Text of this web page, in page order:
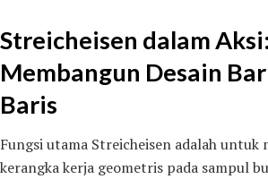
Streicheisen dalam Aksi:
Membangun Desain
Baris
Fungsi utama Streicheisen adalah untuk
kerangka kerja geometris pada sampul